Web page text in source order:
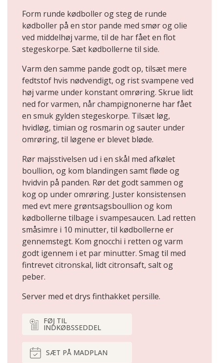
Form runde kødboller og steg de runde
kødboller på en stor pande med smør og olie
ved middelhøj varme, til de har fået en flot
stegeskorpe. Sæt kødbollerne til side.
Varm den samme pande godt op, tilsæt mere
fedtstof hvis nødvendigt, og rist svampene ved
høj varme under konstant omrøring. Skrue lidt
ned for varmen, når champignonerne har fået
en smuk gylden stegeskorpe. Tilsæt løg,
hvidløg, timian og rosmarin og sauter under
omrøring, til løgene er blevet bløde.
Rør majsstivelsen ud i en skål med afkølet
boullion, og kom blandingen samt fløde og
hvidvin på panden. Rør det godt sammen og
kog op under omrøring. Juster konsistensen
med evt mere grøntsagsboullion og kom
kødbollerne tilbage i svampesaucen. Lad retten
småsimre i 10 minutter, til kødbollerne er
gennemstegt. Kom gnocchi i retten og varm
godt igennem i et par minutter. Smag til med
fintrevet citronskal, lidt citronsaft, salt og
peber.
Server med et drys finthakket persille.
FØJ TIL
INDKØBSSEDDEL
SÆT PÅ MADPLAN